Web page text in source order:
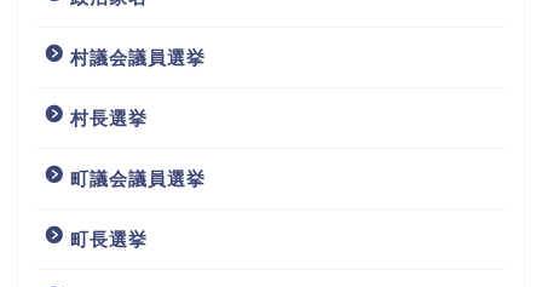
村議会議員選挙
村長選挙
町議会議員選挙
町長選挙